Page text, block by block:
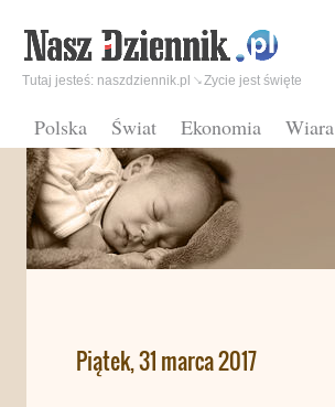
Polska Świat Ekonomia Wiara
Tutaj jesteś: naszdziennik.pl Zycie jest święte
Piątek, 31 marca 2017